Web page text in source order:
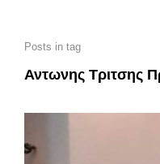
Posts in tag
Αντωνης Τριτσης